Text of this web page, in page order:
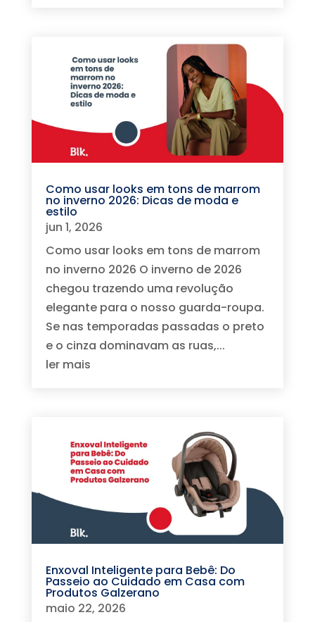
Como usar looks em tons de marrom
no inverno 2026: Dicas de moda e
estilo
jun 1, 2026
Como usar looks em tons de marrom
no inverno 2026 O inverno de 2026
chegou trazendo uma revolução
elegante para o nosso guarda-roupa.
Se nas temporadas passadas o preto
e o cinza dominavam as ruas,...
ler mais
Enxoval Inteligente para Bebê: Do
Passeio ao Cuidado em Casa com
Produtos Galzerano
maio 22, 2026